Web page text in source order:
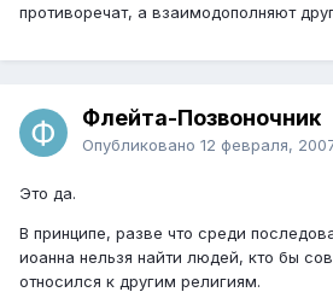
противоречат, а взаимодополняют
Флейта-Позвоночник
Опубликовано 12 февраля,
Это да.
В принципе, разве что среди
иоанна нельзя найти людей, кто бы
относился к другим религиям.